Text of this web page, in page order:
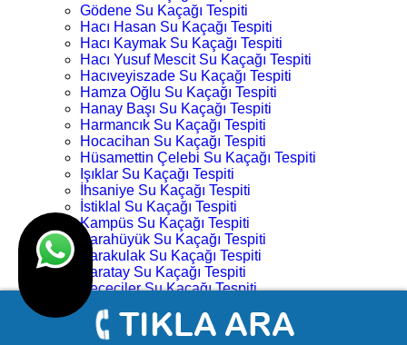
Gödene Su Kaçağı Tespiti
Hacı Hasan Su Kaçağı Tespiti
Hacı Kaymak Su Kaçağı Tespiti
Hacı Yusuf Mescit Su Kaçağı Tespiti
Hacıveyiszade Su Kaçağı Tespiti
Hamza Oğlu Su Kaçağı Tespiti
Hanay Başı Su Kaçağı Tespiti
Harmancık Su Kaçağı Tespiti
Hocacihan Su Kaçağı Tespiti
Hüsamettin Çelebi Su Kaçağı Tespiti
Işıklar Su Kaçağı Tespiti
İhsaniye Su Kaçağı Tespiti
İstiklal Su Kaçağı Tespiti
Kampüs Su Kaçağı Tespiti
Karahüyük Su Kaçağı Tespiti
Karakulak Su Kaçağı Tespiti
Karatay Su Kaçağı Tespiti
Keçeciler Su Kaçağı Tespiti
Keykubat Su Kaçağı Tespiti
Kılıç Aslan Su Kaçağı Tespiti
Kovanağzı Su Kaçağı Tespiti